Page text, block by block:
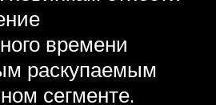
времени
раскупаемым
сегменте.